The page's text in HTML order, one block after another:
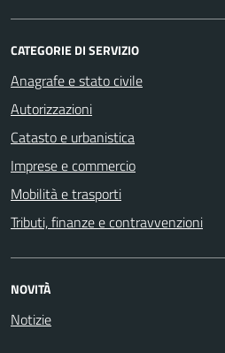
CATEGORIE DI SERVIZIO
Anagrafe e stato civile
Autorizzazioni
Catasto e urbanistica
Imprese e commercio
Mobilità e trasporti
Tributi, finanze e contravvenzioni
NOVITÀ
Notizie